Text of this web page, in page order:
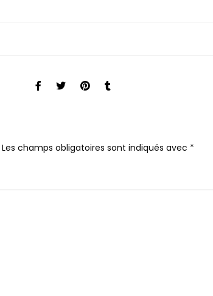
Les champs obligatoires sont indiqués avec *